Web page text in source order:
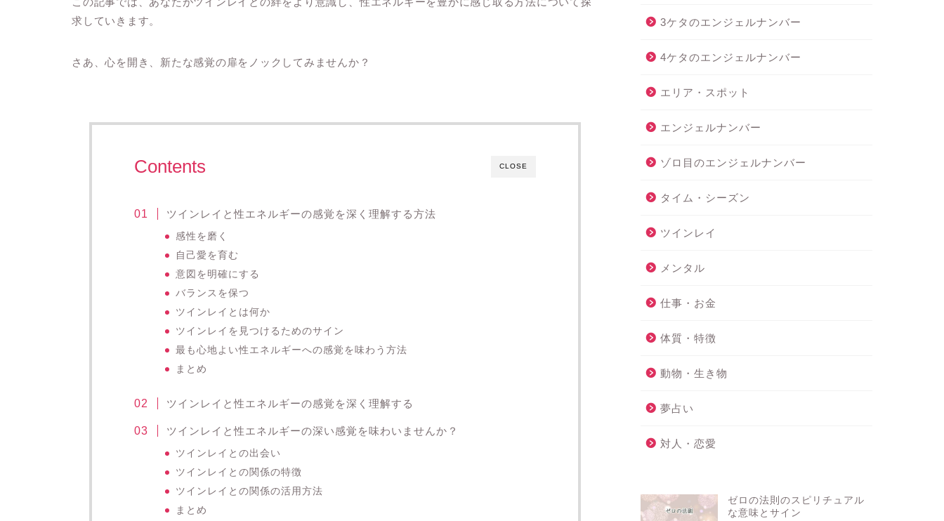
求していきます。
さあ、心を開き、新たな感覚の扉をノックしてみませんか？
CLOSE
Contents
ツインレイと性エネルギーの感覚を深く理解する方法
感性を磨く
自己愛を育む
意図を明確にする
バランスを保つ
ツインレイとは何か
ツインレイを見つけるためのサイン
最も心地よい性エネルギーへの感覚を味わう方法
まとめ
ツインレイと性エネルギーの感覚を深く理解する
ツインレイと性エネルギーの深い感覚を味わいませんか？
ツインレイとの出会い
ツインレイとの関係の特徴
ツインレイとの関係の活用方法
まとめ
3ケタのエンジェルナンバー
4ケタのエンジェルナンバー
エリア・スポット
エンジェルナンバー
ゾロ目のエンジェルナンバー
タイム・シーズン
ツインレイ
メンタル
仕事・お金
体質・特徴
動物・生き物
夢占い
対人・恋愛
ゼロの法則のスピリチュアル
な意味とサイン